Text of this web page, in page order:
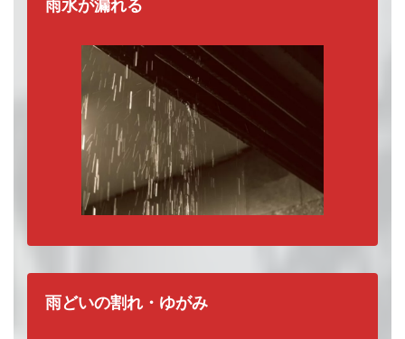
雨どいの割れ・ゆがみ